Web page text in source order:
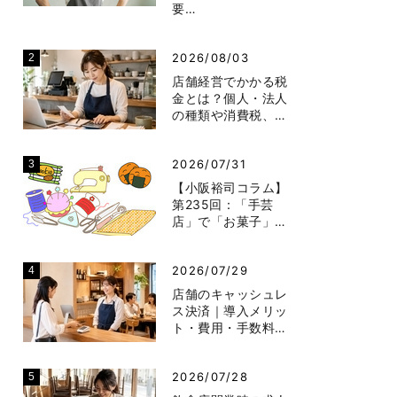
要…
2026/08/03
店舗経営でかかる税
金とは？個人・法人
の種類や消費税、…
2026/07/31
【小阪裕司コラム】
第235回：「手芸
店」で「お菓子」…
2026/07/29
店舗のキャッシュレ
ス決済｜導入メリッ
ト・費用・手数料…
2026/07/28